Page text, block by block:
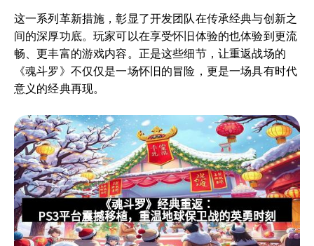
这一系列革新措施，彰显了开发团队在传承经典与创新之
间的深厚功底。玩家可以在享受怀旧体验的也体验到更流
畅、更丰富的游戏内容。正是这些细节，让重返战场的
《魂斗罗》不仅仅是一场怀旧的冒险，更是一场具有时代
意义的经典再现。